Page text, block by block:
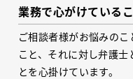
業務で心がけている
ご相談者様がお悩みの
こと、それに対し弁護
とを心掛けています。